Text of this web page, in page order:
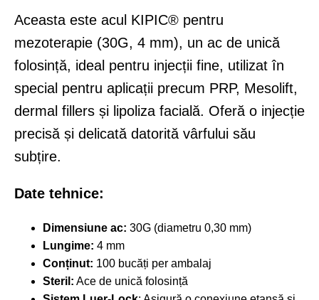
Aceasta este acul KIPIC® pentru
mezoterapie (30G, 4 mm), un ac de unică
folosință, ideal pentru injecții fine, utilizat în
special pentru aplicații precum PRP, Mesolift,
dermal fillers și lipoliza facială. Oferă o injecție
precisă și delicată datorită vârfului său
subțire.
Date tehnice:
Dimensiune ac: 30G (diametru 0,30 mm)
Lungime: 4 mm
Conținut: 100 bucăți per ambalaj
Steril: Ace de unică folosință